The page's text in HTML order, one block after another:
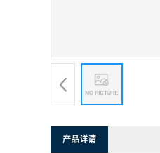
产品详请